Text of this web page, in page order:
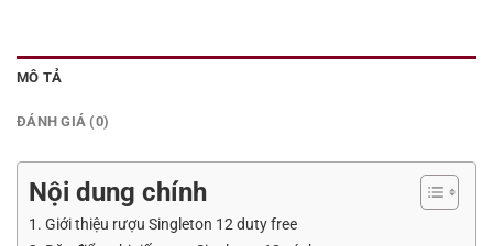
MÔ TẢ
ĐÁNH GIÁ (0)
Nội dung chính
1. Giới thiệu rượu Singleton 12 duty free